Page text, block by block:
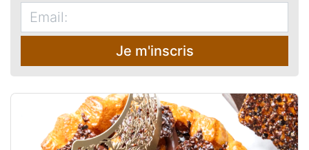
Je m'inscris